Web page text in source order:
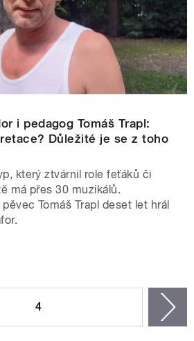
i pedagog Tomáš Trapl:
Důležité je se z toho
který ztvárnil role feťáků či
má přes 30 muzikálů.
Tomáš Trapl deset let hrál
4